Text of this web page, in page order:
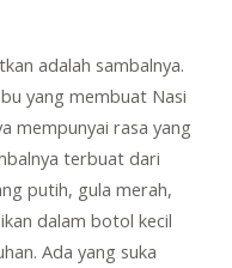
adalah sambalnya.
yang membuat Nasi
mempunyai rasa yang
terbuat dari
putih, gula merah,
dalam botol kecil
Ada yang suka